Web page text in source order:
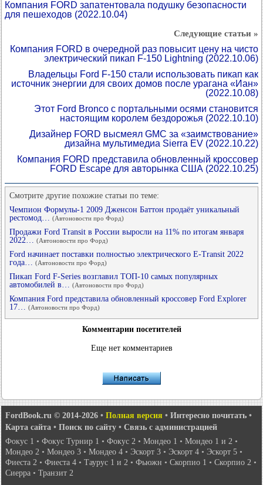
Компания FORD запатентовала подушку безопасности
для пешеходов (2022.10.04)
Следующие статьи »
Компания FORD в очередной раз повысит цену на чисто
электрический пикап F-150 Lightning (2022.10.06)
Владельцы Ford F-150 стали использовать пикап как
источник энергии для своих домов после урагана «Иан»
(2022.10.08)
Этот Ford Bronco с портальными осями становится
настоящим королем бездорожья (2022.10.10)
Дизайнер FORD высмеял GMC за «заимствование»
дизайна мультимедиа Sierra EV (2022.10.22)
Компания FORD представила обновленный кроссовер
FORD Escape для авторынка США (2022.10.25)
Смотрите другие похожие статьи по теме:
Чемпион Формулы-1 2009 Дженсон Баттон продаёт уникальный
рестомод…
(Автоновости про Форд)
Продажи Ford Transit в России выросли на 11% по итогам января
2022…
(Автоновости про Форд)
Ford начинает поставки полностью электрического E-Transit 2022
года…
(Автоновости про Форд)
Пикап Ford F-Series возглавил ТОП-10 самых популярных
автомобилей в…
(Автоновости про Форд)
Компания Ford представила обновленный кроссовер Ford Explorer
17…
(Автоновости про Форд)
Комментарии посетителей
Еще нет комментариев
FordBook.ru © 2014-2026 • Полная версия • Интересно почитать •
Карта сайта • Поиск по сайту • Связь с администрацией
Фокус 1 • Фокус Турнир 1 • Фокус 2 • Мондео 1 • Мондео 1 и 2 •
Мондео 2 • Мондео 3 • Мондео 4 • Эскорт 3 • Эскорт 4 • Эскорт 5 •
Фиеста 2 • Фиеста 4 • Таурус 1 и 2 • Фьюжн • Скорпио 1 • Скорпио 2 •
Сиерра • Транзит 2